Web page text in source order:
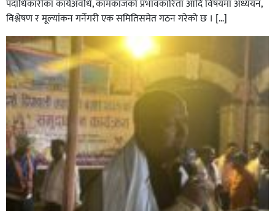
पदाधिकारीका कार्यअवधि, कामकाजको प्रभावकारिता आदि विषयमा अध्ययन,
विश्लेषण र मूल्यांकन गर्नेगरी एक समितिसमेत गठन गरेको छ । […]